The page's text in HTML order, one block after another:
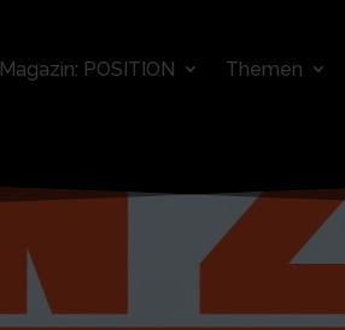
Magazin: POSITION Themen